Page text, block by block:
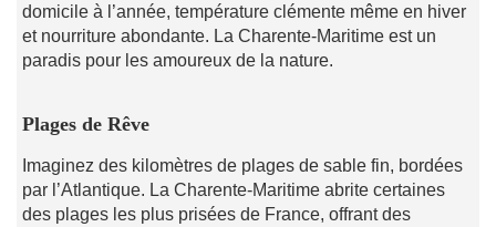
domicile à l’année, température clémente même en hiver
et nourriture abondante. La Charente-Maritime est un
paradis pour les amoureux de la nature.
Plages de Rêve
Imaginez des kilomètres de plages de sable fin, bordées
par l’Atlantique. La Charente-Maritime abrite certaines
des plages les plus prisées de France, offrant des